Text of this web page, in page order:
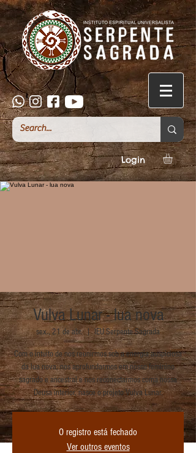
Login
Vulva Lunar - lua nova
sex., 21 de abr.
  |
IEU Serpente Sagrada
Com o intuito de nos reunirmos sob a energia auspiciosa
da lua nova, nos aprofundarmos em nosso feminino
sagrado e ancestral e nos reconectarmos coma nossa
Deusa interior, nasce o projeto Vulva Lunar.
O registro está fechado
Ver outros eventos